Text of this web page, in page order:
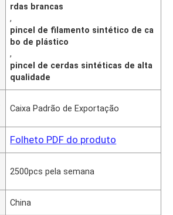
rdas brancas
,
pincel de filamento sintético de ca
bo de plástico
,
pincel de cerdas sintéticas de alta
qualidade
Caixa Padrão de Exportação
Folheto PDF do produto
2500pcs pela semana
China